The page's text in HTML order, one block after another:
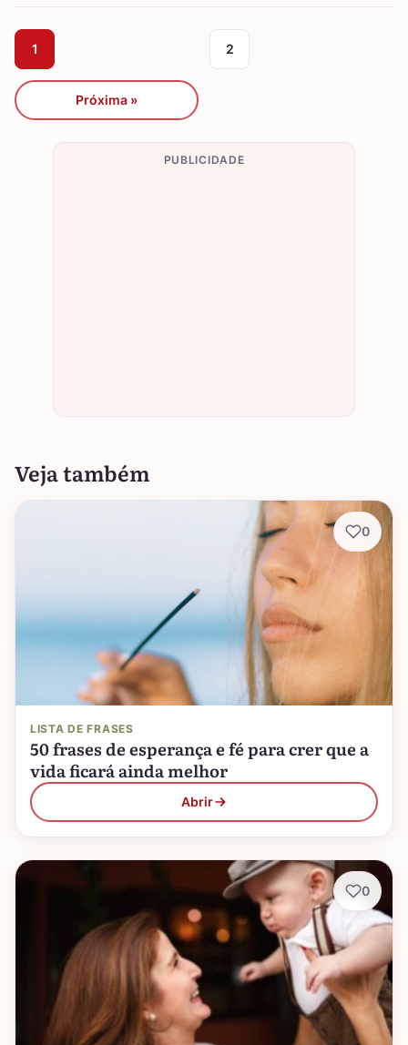
1 2
Próxima »
PUBLICIDADE
Veja também
LISTA DE FRASES
50 frases de esperança e fé para crer que a
vida ficará ainda melhor
Abrir
0
0